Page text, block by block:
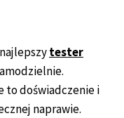
tester
to doświadczenie i
naprawie.